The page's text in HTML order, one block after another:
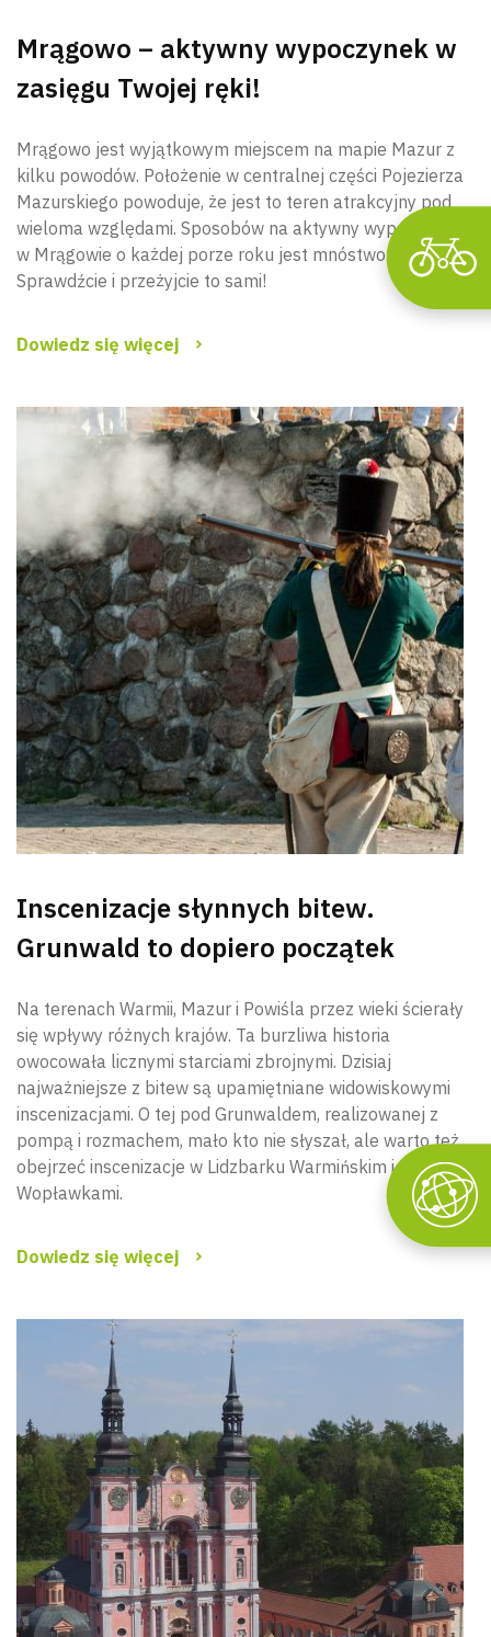
Mrągowo – aktywny wypoczynek w
zasięgu Twojej ręki!
Mrągowo jest wyjątkowym miejscem na mapie Mazur z
kilku powodów. Położenie w centralnej części Pojezierza
Mazurskiego powoduje, że jest to teren atrakcyjny pod
wieloma względami. Sposobów na aktywny wypoczynek
w Mrągowie o każdej porze roku jest mnóstwo.
Sprawdźcie i przeżyjcie to sami!
Dowiedz się więcej
Inscenizacje słynnych bitew.
Grunwald to dopiero początek
Na terenach Warmii, Mazur i Powiśla przez wieki ścierały
się wpływy różnych krajów. Ta burzliwa historia
owocowała licznymi starciami zbrojnymi. Dzisiaj
najważniejsze z bitew są upamiętniane widowiskowymi
inscenizacjami. O tej pod Grunwaldem, realizowanej z
pompą i rozmachem, mało kto nie słyszał, ale warto też
obejrzeć inscenizacje w Lidzbarku Warmińskim i pod
Wopławkami.
Dowiedz się więcej